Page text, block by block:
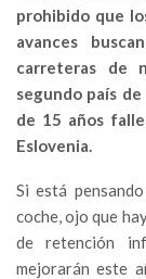
prohibido que
avances
carreteras de
segundo país
de 15 años
Eslovenia.
Si está
coche, ojo que
de retención
mejorarán este